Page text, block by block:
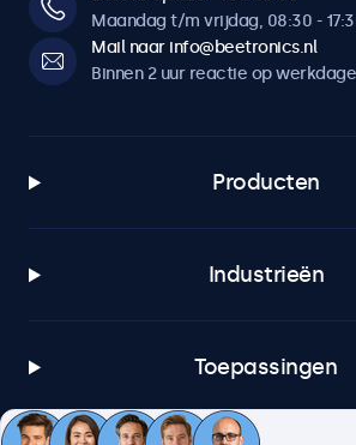
Maandag t/m vrijdag, 08:30 -
Mail naar info@beetronics.nl
Binnen 2 uur reactie op
Producten
Industrieën
Toepassingen